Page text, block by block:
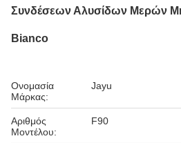
Συνδέσεων Αλυσίδων Μερών
Bianco
Ονομασία
Μάρκας:
Jayu
Αριθμός
Μοντέλου:
F90